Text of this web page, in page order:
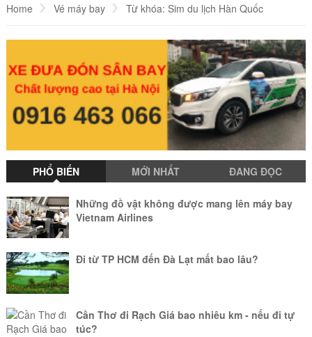
Home Vé máy bay Từ khóa: Sim du lịch Hàn Quốc
PHỔ BIẾN MỚI NHẤT ĐANG ĐỌC
Những đồ vật không được mang lên máy bay
Vietnam Airlines
Đi từ TP HCM đến Đà Lạt mất bao lâu?
Cần Thơ đi Rạch Giá bao nhiêu km - nếu đi tự
túc?